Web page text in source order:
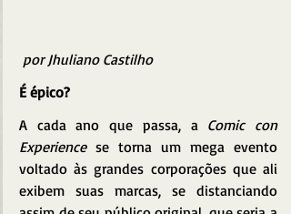
por Jhuliano Castilho
É épico?
A cada ano que passa, a Comic con
Experience se torna um mega evento
voltado às grandes corporações que ali
exibem suas marcas, se distanciando